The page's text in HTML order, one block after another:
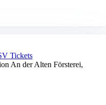
Tickets
An der Alten Försterei,